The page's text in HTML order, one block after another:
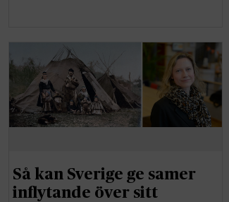
Så kan Sverige ge samer
inflytande över sitt